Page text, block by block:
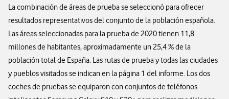
La combinación de áreas de prueba se seleccionó para ofrecer
resultados representativos del conjunto de la población española.
Las áreas seleccionadas para la prueba de 2020 tienen 11,8
millones de habitantes, aproximadamente un 25,4 % de la
población total de España. Las rutas de prueba y todas las ciudades
y pueblos visitados se indican en la página 1 del informe. Los dos
coches de pruebas se equiparon con conjuntos de teléfonos